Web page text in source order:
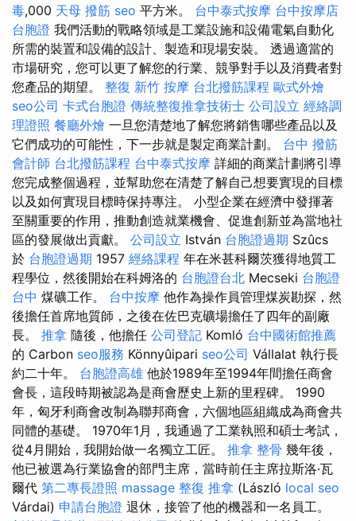
毒,000 天母 撥筋 seo 平方米。 台中泰式按摩 台中按摩店
台胞證 我們活動的戰略領域是工業設施和設備電氣自動化
所需的裝置和設備的設計、製造和現場安裝。 透過適當的
市場研究，您可以更了解您的行業、競爭對手以及消費者對
您產品的期望。 整復 新竹 按摩 台北撥筋課程 歐式外燴
seo公司 卡式台胞證 傳統整復推拿技術士 公司設立 經絡調
理證照 餐廳外燴 一旦您清楚地了解您將銷售哪些產品以及
它們成功的可能性，下一步就是製定商業計劃。 台中 撥筋
會計師 台北撥筋課程 台中泰式按摩 詳細的商業計劃將引導
您完成整個過程，並幫助您在清楚了解自己想要實現的目標
以及如何實現目標時保持專注。 小型企業在經濟中發揮著
至關重要的作用，推動創造就業機會、促進創新並為當地社
區的發展做出貢獻。 公司設立 István 台胞證過期 Szûcs
於 台胞證過期 1957 經絡課程 年在米甚科爾茨獲得地質工
程學位，然後開始在科姆洛的 台胞證台北 Mecseki 台胞證
台中 煤礦工作。 台中按摩 他作為操作員管理煤炭勘探，然
後擔任首席地質師，之後在佐巴克礦場擔任了四年的副廠
長。 推拿 隨後，他擔任 公司登記 Komló 台中國術館推薦
的 Carbon seo服務 Könnyûipari seo公司 Vállalat 執行長
約二十年。 台胞證高雄 他於1989年至1994年間擔任商會
會長，這段時期被認為是商會歷史上新的里程碑。 1990
年，匈牙利商會改制為聯邦商會，六個地區組織成為商會共
同體的基礎。 1970年1月，我通過了工業執照和碩士考試，
從4月開始，我開始做一名獨立工匠。 推拿 整骨 幾年後，
他已被選為行業協會的部門主席，當時前任主席拉斯洛·瓦
爾代 第二專長證照 massage 整復 推拿 (László local seo
Várdai) 申請台胞證 退休，接管了他的機器和一名員工。